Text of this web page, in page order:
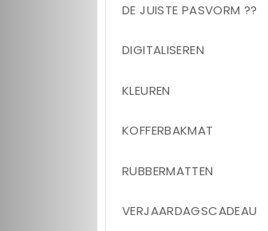
DE JUISTE PASVORM ??
DIGITALISEREN
KLEUREN
KOFFERBAKMAT
RUBBERMATTEN
VERJAARDAGSCADEAU